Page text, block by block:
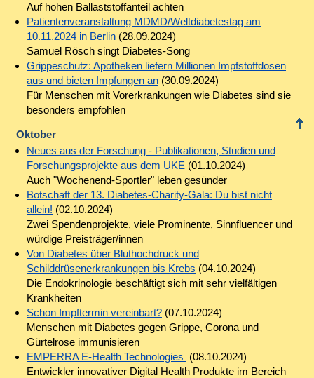
Auf hohen Ballaststoffanteil achten
Patientenveranstaltung MDMD/Weltdiabetestag am
10.11.2024 in Berlin(28.09.2024)
Samuel Rösch singt Diabetes-Song
Grippeschutz: Apotheken liefern Millionen Impfstoffdosen
aus und bieten Impfungen an(30.09.2024)
Für Menschen mit Vorerkrankungen wie Diabetes sind sie
besonders empfohlen
Oktober
Neues aus der Forschung - Publikationen, Studien und
Forschungsprojekte aus dem UKE (01.10.2024)
Auch "Wochenend-Sportler" leben gesünder
Botschaft der 13. Diabetes-Charity-Gala: Du bist nicht
allein! (02.10.2024)
Zwei Spendenprojekte, viele Prominente, Sinnfluencer und
würdige Preisträger/innen
Von Diabetes über Bluthochdruck und
Schilddrüsenerkrankungen bis Krebs (04.10.2024)
Die Endokrinologie beschäftigt sich mit sehr vielfältigen
Krankheiten
Schon Impftermin vereinbart?(07.10.2024)
Menschen mit Diabetes gegen Grippe, Corona und
Gürtelrose immunisieren
EMPERRA E-Health Technologies (08.10.2024)
Entwickler innovativer Digital Health Produkte im Bereich